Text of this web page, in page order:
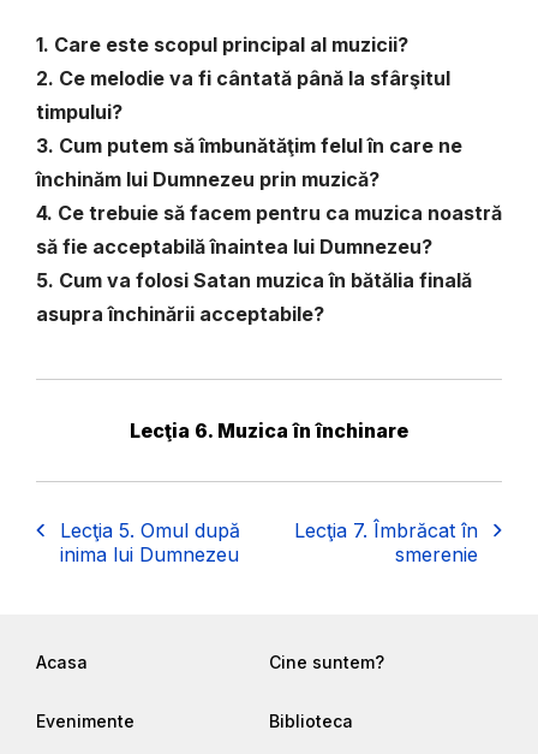
1. Care este scopul principal al muzicii?
2. Ce melodie va fi cântată până la sfârşitul
timpului?
3. Cum putem să îmbunătăţim felul în care ne
închinăm lui Dumnezeu prin muzică?
4. Ce trebuie să facem pentru ca muzica noastră
să fie acceptabilă înaintea lui Dumnezeu?
5. Cum va folosi Satan muzica în bătălia finală
asupra închinării acceptabile?
Lecţia 6. Muzica în închinare
Lecţia 5. Omul după
inima lui Dumnezeu
Lecţia 7. Îmbrăcat în
smerenie
Acasa Cine suntem?
Evenimente Biblioteca